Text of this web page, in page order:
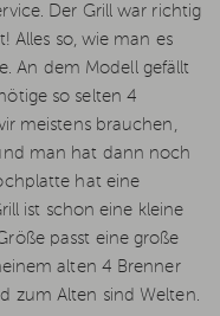
Der Grill war richtig
Alles so, wie man es
An dem Modell gefällt
so selten 4
meistens brauchen,
man hat dann noch
hat eine
ist schon eine kleine
passt eine große
alten 4 Brenner
zum Alten sind Welten.